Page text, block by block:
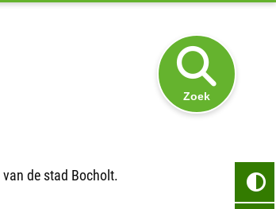
Zoek
de stad Bocholt.